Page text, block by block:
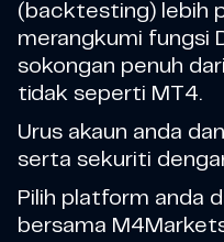
(backtesting) lebih
merangkumi fungsi
sokongan penuh
tidak seperti MT4.
Urus akaun anda
serta sekuriti
Pilih platform anda
bersama